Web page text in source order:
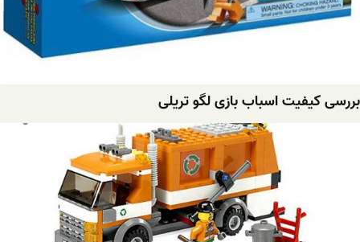
بررسی کیفیت اسباب بازی لگو تریلی